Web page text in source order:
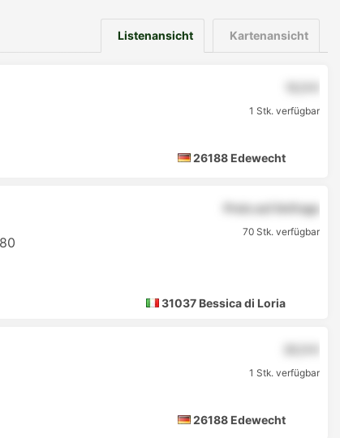
Kartenansicht
Listenansicht
26188 Edewecht
1 Stk. verfügbar
31037 Bessica di Loria
Preis auf Anfrage
70 Stk. verfügbar
26188 Edewecht
1 Stk. verfügbar